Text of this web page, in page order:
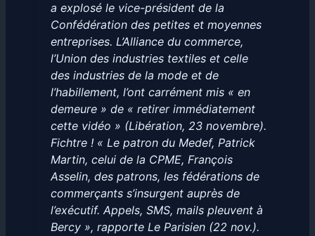
a explosé le vice-président de la
Confédération des petites et moyennes
entreprises. L’Alliance du commerce,
l’Union des industries textiles et celle
des industries de la mode et de
l’habillement, l’ont carrément mis « en
demeure » de « retirer immédiatement
cette vidéo » (Libération, 23 novembre).
Fichtre ! « Le patron du Medef, Patrick
Martin, celui de la CPME, François
Asselin, des patrons, les fédérations de
commerçants s’insurgent auprès de
l’exécutif. Appels, SMS, mails pleuvent à
Bercy », rapporte Le Parisien (22 nov.).